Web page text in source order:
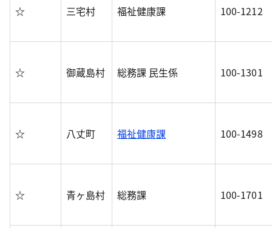
☆ 三宅村 福祉健康課 100-1212
☆ 御蔵島村 総務課 民生係 100-1301
☆ 八丈町 福祉健康課 100-1498
☆ 青ヶ島村 総務課 100-1701